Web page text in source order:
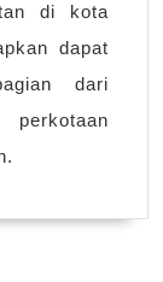
di kota
dapat
dari
perkotaan